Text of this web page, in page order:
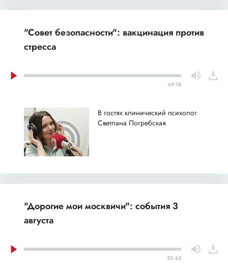
"Совет безопасности": вакцинация против
стресса
49:18
В гостях клинический психолог
Светлана Погребская
"Дорогие мои москвичи": события 3
августа
53:42